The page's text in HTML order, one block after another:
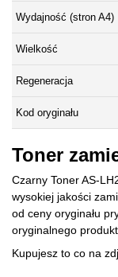
Wydajność (stron A4)
Wielkość
Regeneracja
Kod oryginału
Toner
Czarny Toner AS-
wysokiej jakości
od ceny oryginału
oryginalnego
Kupujesz to co na